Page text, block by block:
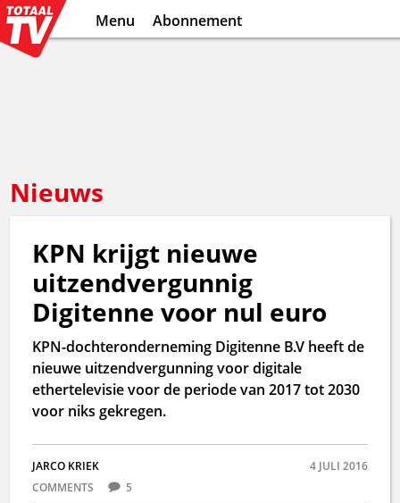
Menu Abonnement
Nieuws
KPN krijgt nieuwe
uitzendvergunnig
Digitenne voor nul euro
KPN-dochteronderneming Digitenne B.V heeft de
nieuwe uitzendvergunning voor digitale
ethertelevisie voor de periode van 2017 tot 2030
voor niks gekregen.
JARCO KRIEK
4 JULI 2016
COMMENTS
5